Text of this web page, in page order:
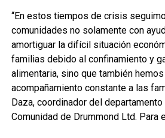
“En estos tiempos de crisis
comunidades no solamente con
amortiguar la difícil situación
familias debido al confinamiento y
alimentaria, sino que también
acompañamiento constante a las
Daza, coordinador del
Comunidad de Drummond Ltd. Para